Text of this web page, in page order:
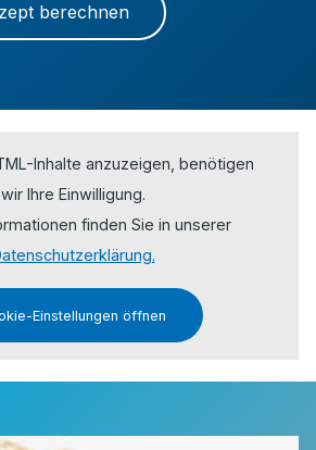
berechnen
Inhalte anzuzeigen, benötigen
wir Ihre Einwilligung.
finden Sie in unserer
Einstellungen öffnen